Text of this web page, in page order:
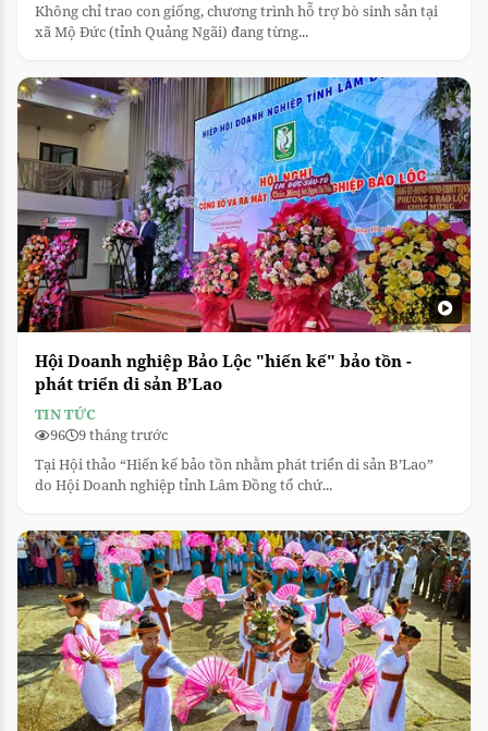
Không chỉ trao con giống, chương trình hỗ trợ bò sinh sản tại
xã Mộ Đức (tỉnh Quảng Ngãi) đang từng...
Hội Doanh nghiệp Bảo Lộc "hiến kế" bảo tồn -
phát triển di sản B’Lao
TIN TỨC
96
9 tháng trước
Tại Hội thảo “Hiến kế bảo tồn nhằm phát triển di sản B’Lao”
do Hội Doanh nghiệp tỉnh Lâm Đồng tổ chứ...